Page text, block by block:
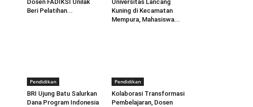
Dosen FADIKSI Unilak
Beri Pelatihan...
Universitas Lancang
Kuning di Kecamatan
Mempura, Mahasiswa...
Pendidikan
BRI Ujung Batu Salurkan
Dana Program Indonesia
Pendidikan
Kolaborasi Transformasi
Pembelajaran, Dosen